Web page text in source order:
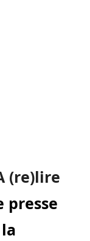
(re)lire
presse